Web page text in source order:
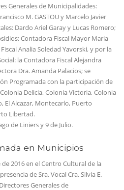
Generales de Municipalidades:
M. GASTOU y Marcelo Javier
Dardo Ariel Garay y Lucas Romero;
Contadora Fiscal Mayor Maria
Analia Soledad Yavorski, y por la
la Contadora Fiscal Alejandra
Dra. Amanda Palacios; se
Programada con la participación de
Delicia, Colonia Victoria, Colonia
El Alcazar, Montecarlo, Puerto
Libertad.
de Liniers y 9 de Julio.
en Municipios
2016 en el Centro Cultural de la
de Sra. Vocal Cra. Silvia E.
Generales de